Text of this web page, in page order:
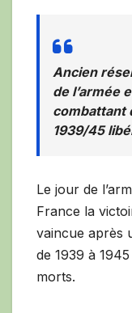
Ancien
de l’armée
combattant
1939/45
Le jour de
France la
vaincue après
de 1939 à
morts.